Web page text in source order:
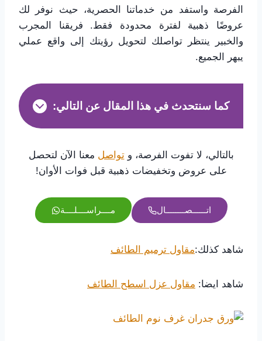
الفرصة واستفد من خدماتنا الحصرية، حيث نوفر لك
عروضًا ذهبية لفترة محدودة فقط. فريقنا المجرب
والخبير ينتظر تواصلك لتحويل رؤيتك إلى واقع عملي
يبهر الجميع.
كما سنتحدث في هذا المقال عن التالي:
بالتالي، لا تفوت الفرصة، وتواصل معنا الآن لتحصل
على عروض وتخفيضات ذهبية قبل فوات الأوان!
اتــــــصــــــــال مــــراســــلــــة
شاهد كذلك:مقاول ترميم الطائف
شاهد ايضا: مقاول عزل اسطح الطائف